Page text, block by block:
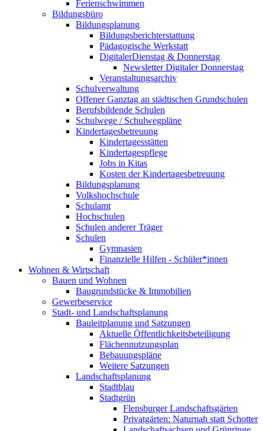
Ferienschwimmen
Bildungsbüro
Bildungsplanung
Bildungsberichterstattung
Pädagogische Werkstatt
DigitalerDienstag & Donnerstag
Newsletter Digitaler Donnerstag
Veranstaltungsarchiv
Schulverwaltung
Offener Ganztag an städtischen Grundschulen
Berufsbildende Schulen
Schulwege / Schulwegpläne
Kindertagesbetreuung
Kindertagesstätten
Kindertagespflege
Jobs in Kitas
Kosten der Kindertagesbetreuung
Bildungsplanung
Volkshochschule
Schulamt
Hochschulen
Schulen anderer Träger
Schulen
Gymnasien
Finanzielle Hilfen - Schüler*innen
Wohnen & Wirtschaft
Bauen und Wohnen
Baugrundstücke & Immobilien
Gewerbeservice
Stadt- und Landschaftsplanung
Bauleitplanung und Satzungen
Aktuelle Öffentlichkeitsbeteiligung
Flächennutzungsplan
Bebauungspläne
Weitere Satzungen
Landschaftsplanung
Stadtblau
Stadtgrün
Flensburger Landschaftsgärten
Privatgärten: Naturnah statt Schotter